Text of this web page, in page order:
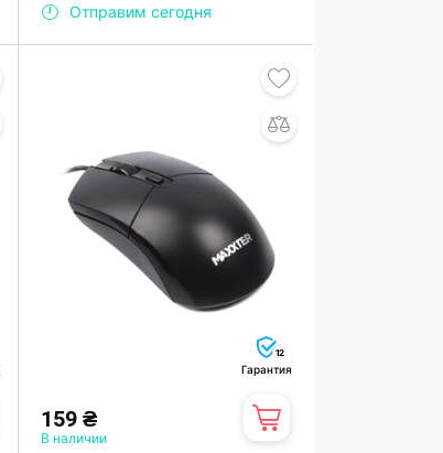
Отправим сегодня
12
Гарантия
159 ₴
В наличии